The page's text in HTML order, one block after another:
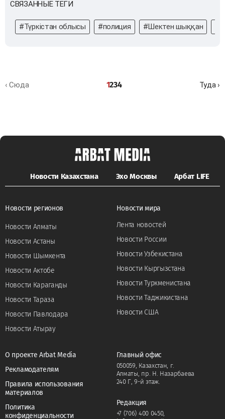
СВЯЗАННЫЕ ТЕГИ
#Түркістан облысы #полиция #Шектен шыққан
‹ Сюда 1234 Туда ›
Новости Казахстана Эхо Москвы Арбат LIFE
Новости регионов
Новости Алматы
Новости Астаны
Новости Шымкента
Новости Актобе
Новости Караганды
Новости Тараза
Новости Павлодара
Новости Атырау
Новости мира
Лента новостей
Новости России
Новости Узбекистана
Новости Кыргызстана
Новости Туркменистана
Новости Таджикистана
Новости США
О проекте Arbat Media
Рекламодателям
Правила использования
материалов
Политика
конфиденциальности
Главный офис
050059, Казахстан, г.
Алматы, пр. Н. Назарбаева
240 Г, 9-й этаж.
Редакция
+7 (706) 400 0450,